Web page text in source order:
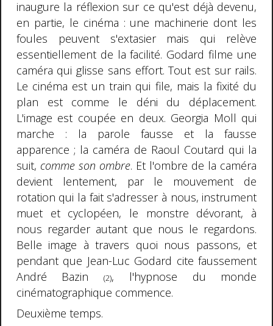
inaugure la réflexion sur ce qu'est déjà devenu,
en partie, le cinéma : une machinerie dont les
foules peuvent s'extasier mais qui relève
essentiellement de la facilité. Godard filme une
caméra qui glisse sans effort. Tout est sur rails.
Le cinéma est un train qui file, mais la fixité du
plan est comme le déni du déplacement.
L'image est coupée en deux. Georgia Moll qui
marche : la parole fausse et la fausse
apparence ; la caméra de Raoul Coutard qui la
suit, comme son ombre. Et l'ombre de la caméra
devient lentement, par le mouvement de
rotation qui la fait s'adresser à nous, instrument
muet et cyclopéen, le monstre dévorant, à
nous regarder autant que nous le regardons.
Belle image à travers quoi nous passons, et
pendant que Jean-Luc Godard cite faussement
André Bazin(2), l'hypnose du monde
cinématographique commence.
Deuxième temps.